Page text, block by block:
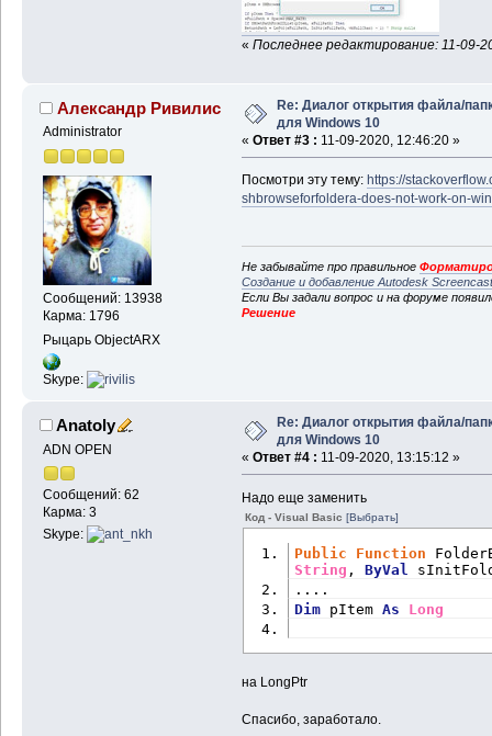
« Последнее редактирование: 11-09-
Александр Ривилис
Administrator
Сообщений: 13938
Карма: 1796
Рыцарь ObjectARX
Skype:
Re: Диалог открытия файла/
для Windows 10
« Ответ #3 : 11-09-2020, 12:46:20 »
Посмотри эту тему: https://
shbrowseforfoldera-does-not-work-on-
Не забывайте про правильное
Создание и добавление Autodesk
Если Вы задали вопрос и на форуме
Решение
Anatoly
ADN OPEN
Сообщений: 62
Карма: 3
Skype:
Re: Диалог открытия файла/
для Windows 10
« Ответ #4 : 11-09-2020, 13:15:12 »
Надо еще заменить
Код - Visual Basic [Выбрать]
Public Function
String , ByVal
....
Dim pItem As Long
на LongPtr
Спасибо, заработало.